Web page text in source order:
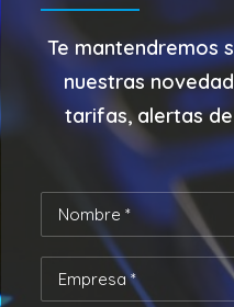
Te mantendremos
nuestras
tarifas, alertas